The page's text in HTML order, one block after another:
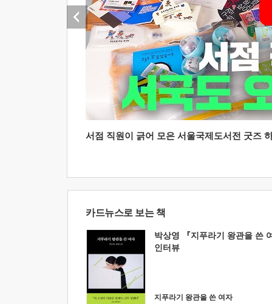
서점 직원이 긁어 모은 서울국제도서전 굿즈
카드뉴스로 보는 책
박상영 『지푸라기 왕관을 쓴
인터뷰
지푸라기 왕관을 쓴 여자